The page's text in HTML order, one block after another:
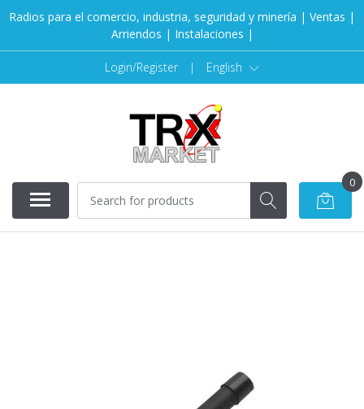
Radios para el comercio, industria, seguridad y minería | Ventas |
Arriendos | Instalaciones |
Login/Register | English
0